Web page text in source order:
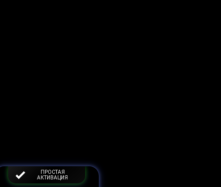
ПРОСТАЯ
АКТИВАЦИЯ